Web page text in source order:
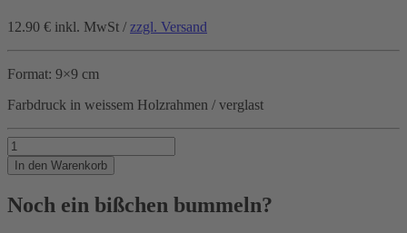
12.90 € inkl. MwSt / zzgl. Versand
Format: 9×9 cm
Farbdruck in weissem Holzrahmen / verglast
FENDER
Menge
In den Warenkorb
Noch ein bißchen bummeln?